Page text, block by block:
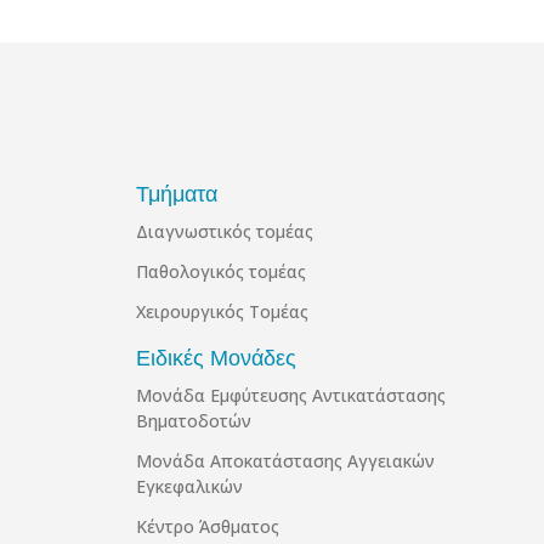
Τμήματα
Διαγνωστικός τομέας
Παθολογικός τομέας
Χειρουργικός Τομέας
Ειδικές Μονάδες
Μονάδα Εμφύτευσης Αντικατάστασης
Βηματοδοτών
Μονάδα Αποκατάστασης Αγγειακών
Εγκεφαλικών
Κέντρο Άσθματος